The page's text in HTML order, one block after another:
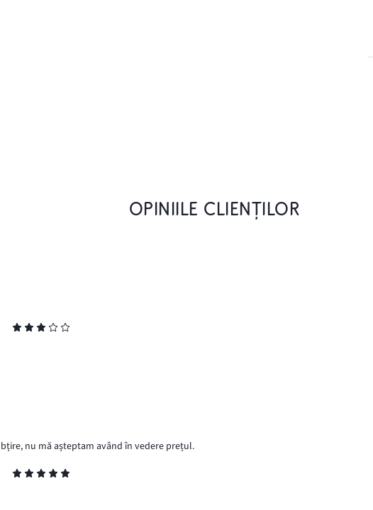
OPINIILE CLIENȚILOR
nu mă așteptam având în vedere prețul.